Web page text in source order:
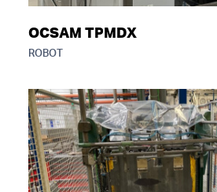
OCSAM TPMDX
ROBOT